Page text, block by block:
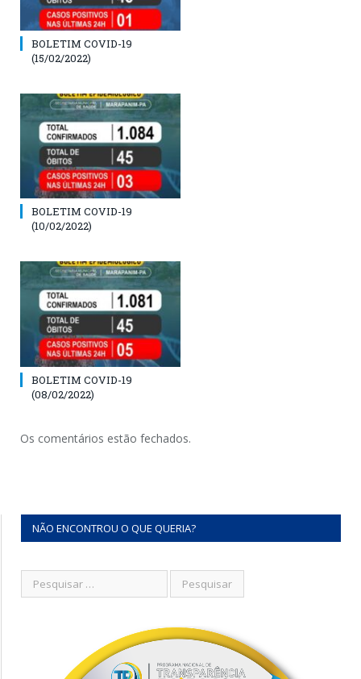
BOLETIM COVID-19
(15/02/2022)
BOLETIM COVID-19
(10/02/2022)
BOLETIM COVID-19
(08/02/2022)
Os comentários estão fechados.
NÃO ENCONTROU O QUE QUERIA?